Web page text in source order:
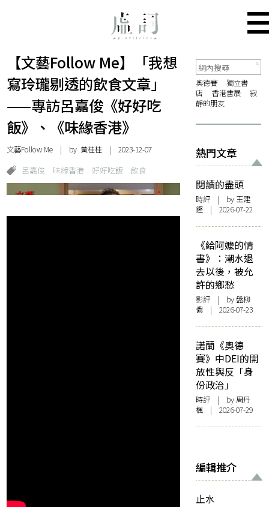
【文藝Follow Me】「我想
寫玲瓏剔透的飲食文章」
——專訪呂嘉俊《好好吃
飯》、《味緣香港》
文藝Follow Me | by 黃桂桂 | 2023-12-07
呂嘉俊 味緣香港 好好吃飯 飲食
奧德賽
獨立書
店
香港書展
寂
靜的朋友
熱門文章
閱讀的盡頭
時評 | by 王建
鏗 | 2026-07-22
《給阿嬤的情
書》：潮水退
去以後，被允
許的鄉愁
影評 | by 盤柳
儂 | 2026-07-23
諾蘭《奧德
賽》中DEI的開
放性與反「身
份政治」
時評 | by周丹
楓 | 2026-07-29
編輯推介
止水